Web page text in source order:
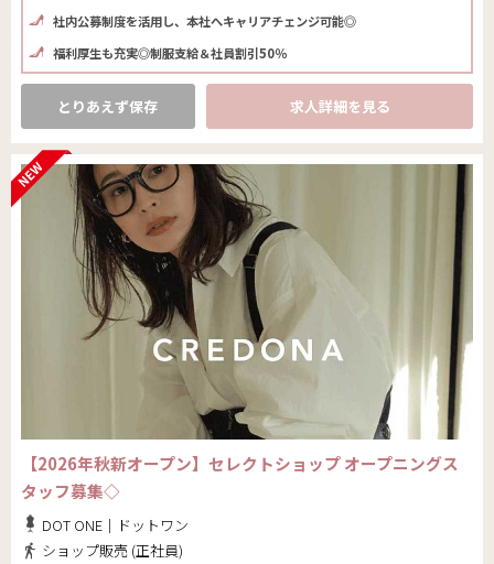
社内公募制度を活用し、本社へキャリアチェンジ可能◎
福利厚生も充実◎制服支給＆社員割引50％
とりあえず保存 求人詳細を見る
【2026年秋新オープン】セレクトショップ オープニングス
タッフ募集◇
DOT ONE｜ドットワン
ショップ販売 (正社員)